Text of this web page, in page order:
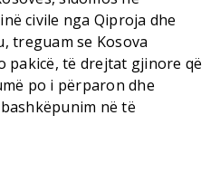
civile nga Qiproja dhe
treguam se Kosova
të drejtat gjinore që
po i përparon dhe
në të